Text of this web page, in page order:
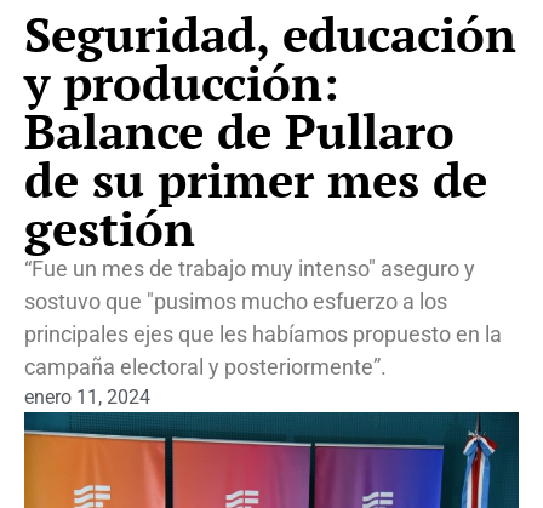
Seguridad, educación
y producción:
Balance de Pullaro
de su primer mes de
gestión
“Fue un mes de trabajo muy intenso" aseguro y
sostuvo que "pusimos mucho esfuerzo a los
principales ejes que les habíamos propuesto en la
campaña electoral y posteriormente”.
enero 11, 2024